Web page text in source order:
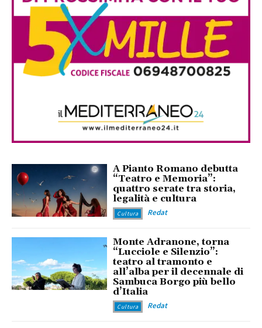
A Pianto Romano debutta
“Teatro e Memoria”:
quattro serate tra storia,
legalità e cultura
Cultura Redat
Monte Adranone, torna
“Lucciole e Silenzio”:
teatro al tramonto e
all’alba per il decennale di
Sambuca Borgo più bello
d’Italia
Cultura Redat